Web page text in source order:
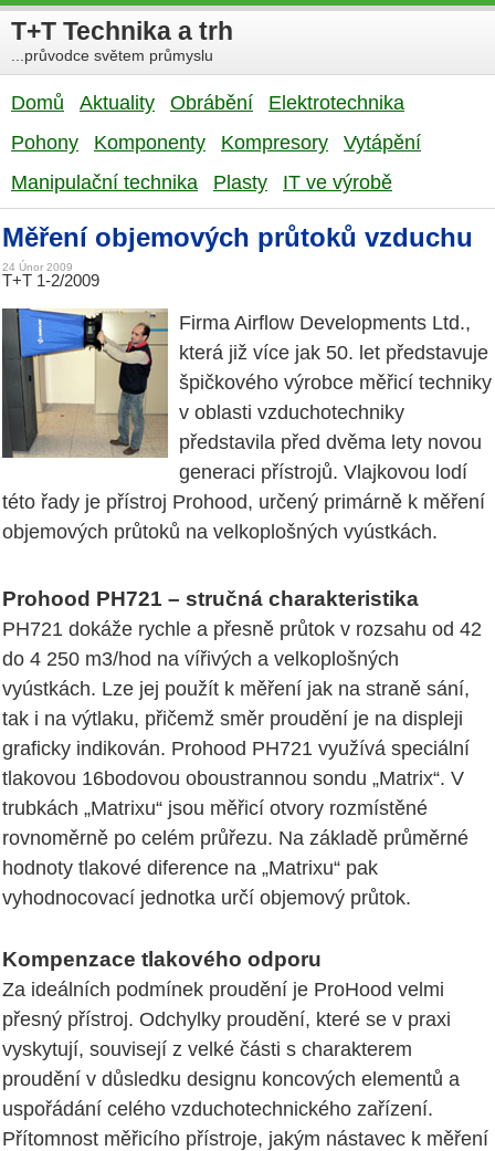
T+T Technika a trh
...průvodce světem průmyslu
Domů Aktuality Obrábění
Elektrotechnika
Pohony
Komponenty Kompresory
Vytápění
Manipulační technika
Plasty IT ve výrobě
Měření objemových průtoků vzduchu
24 Únor 2009
T+T 1-2/2009
Firma Airflow Developments Ltd.,
která již více jak 50. let představuje
špičkového výrobce měřicí techniky
v oblasti vzduchotechniky
představila před dvěma lety novou
generaci přístrojů. Vlajkovou lodí
této řady je přístroj Prohood, určený primárně k měření
objemových průtoků na velkoplošných vyústkách.
Prohood PH721 – stručná charakteristika
PH721 dokáže rychle a přesně průtok v rozsahu od 42
do 4 250 m3/hod na vířivých a velkoplošných
vyústkách. Lze jej použít k měření jak na straně sání,
tak i na výtlaku, přičemž směr proudění je na displeji
graficky indikován. Prohood PH721 využívá speciální
tlakovou 16bodovou oboustrannou sondu „Matrix“. V
trubkách „Matrixu“ jsou měřicí otvory rozmístěné
rovnoměrně po celém průřezu. Na základě průměrné
hodnoty tlakové diference na „Matrixu“ pak
vyhodnocovací jednotka určí objemový průtok.
Kompenzace tlakového odporu
Za ideálních podmínek proudění je ProHood velmi
přesný přístroj. Odchylky proudění, které se v praxi
vyskytují, souvisejí z velké části s charakterem
proudění v důsledku designu koncových elementů a
uspořádání celého vzduchotechnického zařízení.
Přítomnost měřicího přístroje, jakým nástavec k měření